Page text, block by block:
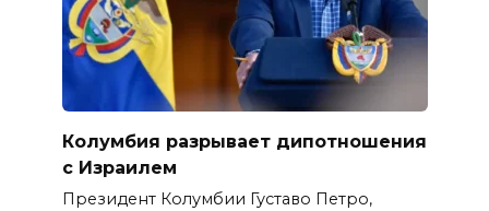
Колумбия разрывает дипотношения
с Израилем
Президент Колумбии Густаво Петро,